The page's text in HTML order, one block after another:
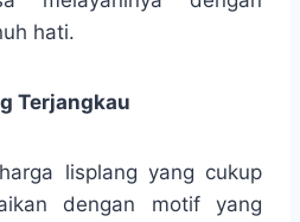
hati.
Terjangkau
lisplang yang cukup
dengan motif yang